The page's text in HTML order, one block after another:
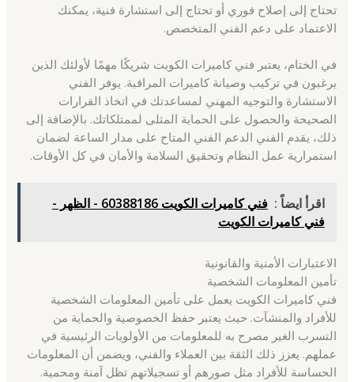
تحتاج إلى إصلاح فوري أو تحتاج إلى استشارة فنية، يمكنك
الاعتماد على دعم الفني المتخصص.
في الختام، يعتبر فني كاميرات الكويت شريكًا مهمًا لأولئك الذين
يرغبون في تركيب وصيانة كاميرات المراقبة. يوفر الفني
الاستشارة والتوجيه المهني لمساعدتك في اتخاذ القرارات
الصحيحة والحصول على الحماية المثلى لممتلكاتك. بالإضافة إلى
ذلك، يقدم الفني الدعم الفني المتاح على مدار الساعة لضمان
استمرارية عمل النظام وتحقيق السلامة والأمان في كل الأوقات.
اقرأ ايضاً :
فني كاميرات الكويت 60388186 - الظهر -
فني كاميرات الكويت
الاعتبارات الأمنية والقانونية
تأمين المعلومات الشخصية
فني كاميرات الكويت يعمل على تأمين المعلومات الشخصية
للأفراد والمنشآت. حيث يعتبر حفظ الخصوصية والحماية من
التسرب الغير مصرح به للمعلومات من الأولويات الرئيسية في
عملهم. يعزز ذلك الثقة بين العملاء والفني، ويضمن أن المعلومات
الحساسة للأفراد مثل صورهم أو تسجيلاتهم تظل آمنة ومحمية.